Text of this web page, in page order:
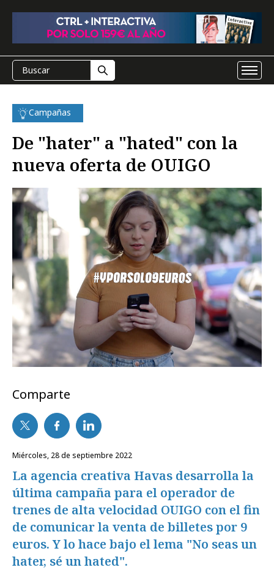
Campañas
De "hater" a "hated" con la
nueva oferta de OUIGO
Comparte
miércoles, 28 de septiembre 2022
La agencia creativa Havas desarrolla la
última campaña para el operador de
trenes de alta velocidad OUIGO con el fin
de comunicar la venta de billetes por 9
euros. Y lo hace bajo el lema "No seas un
hater, sé un hated".